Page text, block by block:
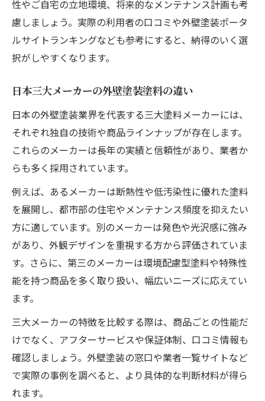
性やご自宅の立地環境、将来的なメンテナンス計画も考
慮しましょう。実際の利用者の口コミや外壁塗装ポータ
ルサイトランキングなども参考にすると、納得のいく選
択がしやすくなります。
日本三大メーカーの外壁塗装塗料の違い
日本の外壁塗装業界を代表する三大塗料メーカーには、
それぞれ独自の技術や商品ラインナップが存在します。
これらのメーカーは長年の実績と信頼性があり、業者か
らも多く採用されています。
例えば、あるメーカーは断熱性や低汚染性に優れた塗料
を展開し、都市部の住宅やメンテナンス頻度を抑えたい
方に適しています。別のメーカーは発色や光沢感に強み
があり、外観デザインを重視する方から評価されていま
す。さらに、第三のメーカーは環境配慮型塗料や特殊性
能を持つ商品を多く取り扱い、幅広いニーズに応えてい
ます。
三大メーカーの特徴を比較する際は、商品ごとの性能だ
けでなく、アフターサービスや保証体制、口コミ情報も
確認しましょう。外壁塗装の窓口や業者一覧サイトなど
で実際の事例を調べると、より具体的な判断材料が得ら
れます。